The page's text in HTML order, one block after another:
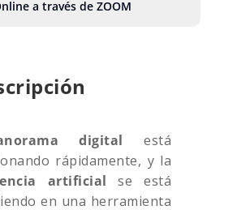
a través de ZOOM
digital está
rápidamente, y la
artificial se está
en una herramienta